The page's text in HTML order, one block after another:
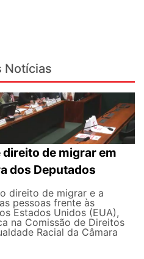
Notícias
direito de migrar em
dos Deputados
direito de migrar e a
pessoas frente às
Estados Unidos (EUA),
na Comissão de Direitos
Racial da Câmara